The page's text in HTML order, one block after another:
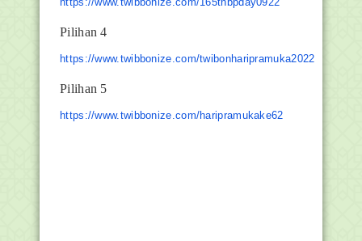
Pilihan 4
https://www.twibbonize.com/twibonharipramuka2022
Pilihan 5
https://www.twibbonize.com/haripramukake62